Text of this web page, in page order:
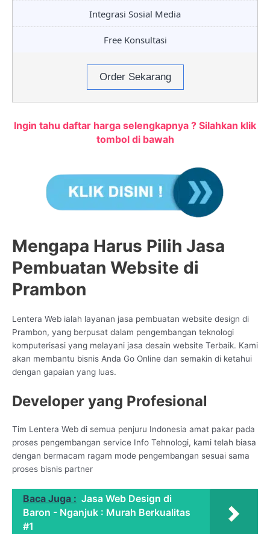
Integrasi Sosial Media
Free Konsultasi
Order Sekarang
Ingin tahu daftar harga selengkapnya ? Silahkan klik
tombol di bawah
Mengapa Harus Pilih Jasa
Pembuatan Website di
Prambon
Lentera Web ialah layanan jasa pembuatan website design di
Prambon, yang berpusat dalam pengembangan teknologi
komputerisasi yang melayani jasa desain website Terbaik. Kami
akan membantu bisnis Anda Go Online dan semakin di ketahui
dengan gapaian yang luas.
Developer yang Profesional
Tim Lentera Web di semua penjuru Indonesia amat pakar pada
proses pengembangan service Info Tehnologi, kami telah biasa
dengan bermacam ragam mode pengembangan sesuai sama
proses bisnis partner
Baca Juga : Jasa Web Design di
Baron - Nganjuk : Murah Berkualitas
#1